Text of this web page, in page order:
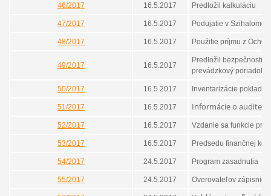
46/2017 16.5.2017 Predložil kalkuláciu
47/2017 16.5.2017 Podujatie v Szihalome
48/2017 16.5.2017 Použitie príjmu z
49/2017 16.5.2017
Predložil
prevádzkový poriadok
50/2017 16.5.2017 Inventarizácie pokladne
51/2017 16.5.2017 Informácie o audite
52/2017 16.5.2017 Vzdanie sa funkcie
53/2017 16.5.2017 Predsedu finančnej
54/2017 24.5.2017 Program zasadnutia
55/2017 24.5.2017 Overovateľov zápisnice